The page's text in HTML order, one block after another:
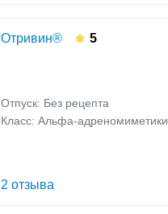
Отривин® 5
Отпуск: Без рецепта
Класс: Альфа-адреномиметики
2 отзыва